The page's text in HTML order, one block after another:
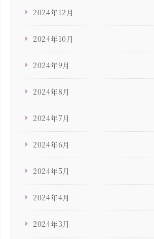
2024年12月
2024年10月
2024年9月
2024年8月
2024年7月
2024年6月
2024年5月
2024年4月
2024年3月